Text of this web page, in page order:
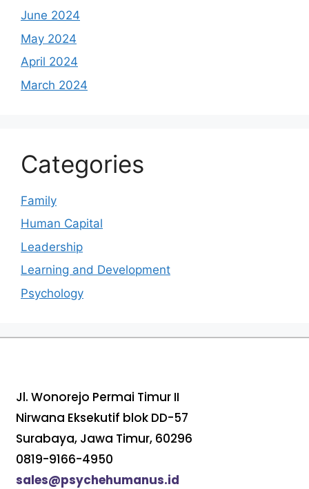
June 2024
May 2024
April 2024
March 2024
Categories
Family
Human Capital
Leadership
Learning and Development
Psychology
Jl. Wonorejo Permai Timur II
Nirwana Eksekutif blok DD-57
Surabaya, Jawa Timur, 60296
0819-9166-4950
sales@psychehumanus.id